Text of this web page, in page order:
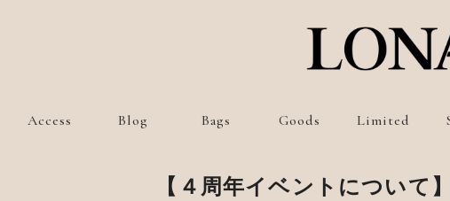
Access Blog Bags Goods Limited
【４周年イベントについて】